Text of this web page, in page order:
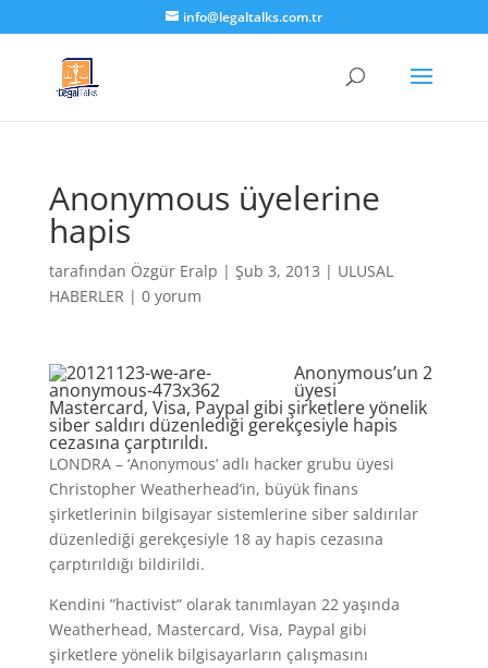
info@legaltalks.com.tr
Anonymous üyelerine
hapis
tarafından Özgür Eralp | Şub 3, 2013 | ULUSAL
HABERLER | 0 yorum
Anonymous’un 2
üyesi
Mastercard, Visa, Paypal gibi şirketlere yönelik
siber saldırı düzenlediği gerekçesiyle hapis
cezasına çarptırıldı.
LONDRA – ‘Anonymous’ adlı hacker grubu üyesi
Christopher Weatherhead’in, büyük finans
şirketlerinin bilgisayar sistemlerine siber saldırılar
düzenlediği gerekçesiyle 18 ay hapis cezasına
çarptırıldığı bildirildi.
Kendini ”hactivist” olarak tanımlayan 22 yaşında
Weatherhead, Mastercard, Visa, Paypal gibi
şirketlere yönelik bilgisayarların çalışmasını